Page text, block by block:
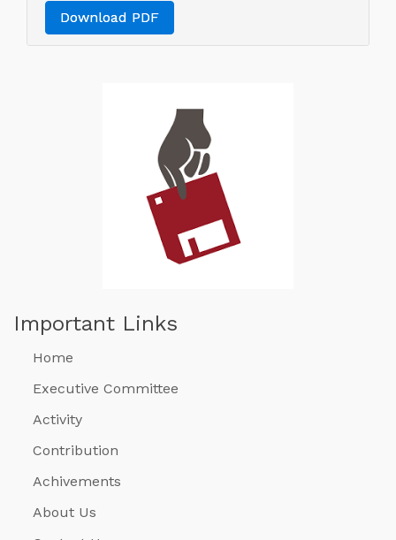
Download PDF
Important Links
Home
Executive Committee
Activity
Contribution
Achivements
About Us